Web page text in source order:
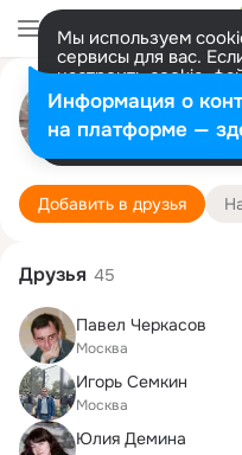
Мы используем
сервисы для вас.
настроить cookie-
представитель.
Разрешить все
Илья ____
Москва
Подробнее
Добавить в друзья
Друзья 45
Павел Черкасов
Москва
Игорь Семкин
Москва
Юлия Демина
Информация о
на платформе —